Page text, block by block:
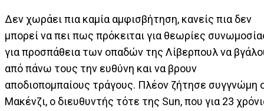
Δεν χωράει πια καμία αμφισβήτηση, κανείς πια δεν
μπορεί να πει πως πρόκειται για θεωρίες
για προσπάθεια των οπαδών της Λίβερπουλ να
από πάνω τους την ευθύνη και να βρουν
αποδιοπομπαίους τράγους. Πλέον ζήτησε συγγνώμη
Μακένζι, ο διευθυντής τότε της Sun, που για 23